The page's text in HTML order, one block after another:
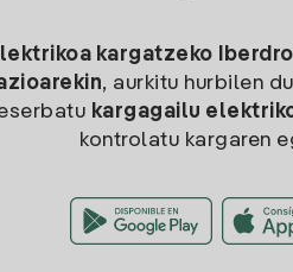
kargatzeko
, aurkitu hurbilen
kargagailu
kontrolatu kargaren